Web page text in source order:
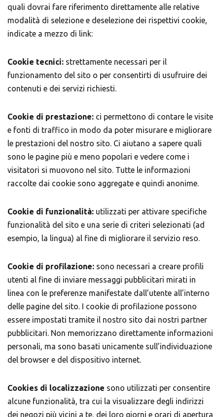
quali dovrai fare riferimento direttamente alle relative
modalità di selezione e deselezione dei rispettivi cookie,
indicate a mezzo di link:
Cookie tecnici: strettamente necessari per il
funzionamento del sito o per consentirti di usufruire dei
contenuti e dei servizi richiesti.
Cookie di prestazione: ci permettono di contare le visite
e fonti di traffico in modo da poter misurare e migliorare
le prestazioni del nostro sito. Ci aiutano a sapere quali
sono le pagine più e meno popolari e vedere come i
visitatori si muovono nel sito. Tutte le informazioni
raccolte dai cookie sono aggregate e quindi anonime.
Cookie di funzionalità: utilizzati per attivare specifiche
funzionalità del sito e una serie di criteri selezionati (ad
esempio, la lingua) al fine di migliorare il servizio reso.
Cookie di profilazione: sono necessari a creare profili
utenti al fine di inviare messaggi pubblicitari mirati in
linea con le preferenze manifestate dall’utente all’interno
delle pagine del sito. I cookie di profilazione possono
essere impostati tramite il nostro sito dai nostri partner
pubblicitari. Non memorizzano direttamente informazioni
personali, ma sono basati unicamente sull’individuazione
del browser e del dispositivo internet.
Cookies di localizzazione sono utilizzati per consentire
alcune funzionalità, tra cui la visualizzare degli indirizzi
dei negozi più vicini a te, dei loro giorni e orari di apertura